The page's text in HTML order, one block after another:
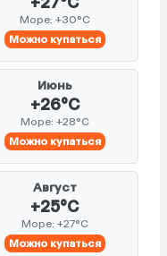
Море: +30°C
Можно купаться
Июнь
+26°C
Море: +28°C
Можно купаться
Август
+25°C
Море: +27°C
Можно купаться